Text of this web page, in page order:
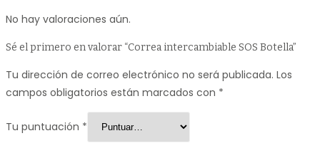
No hay valoraciones aún.
Sé el primero en valorar “Correa intercambiable SOS Botella”
Tu dirección de correo electrónico no será publicada. Los
campos obligatorios están marcados con *
Tu puntuación *